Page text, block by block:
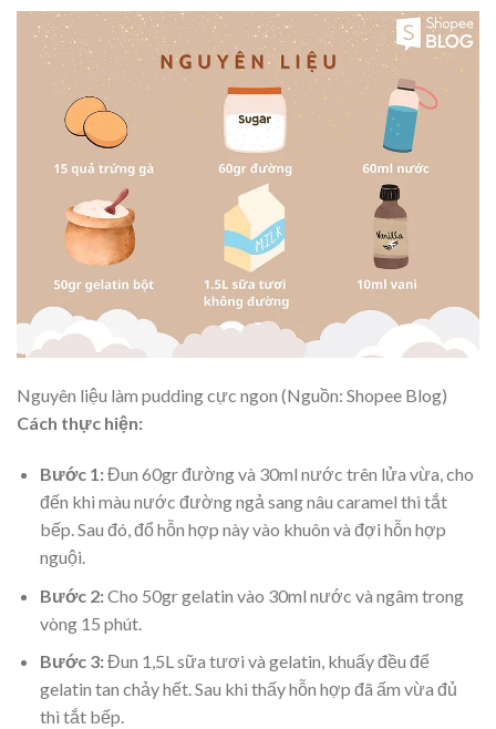
Nguyên liệu làm pudding cực ngon (Nguồn: Shopee Blog)
Cách thực hiện:
Bước 1:Đun 60gr đường và 30ml nước trên lửa vừa, cho
đến khi màu nước đường ngả sang nâu caramel thì tắt
bếp. Sau đó, đổ hỗn hợp này vào khuôn và đợi hỗn hợp
nguội.
Bước 2:Cho 50gr gelatin vào 30ml nước và ngâm trong
vòng 15 phút.
Bước 3:Đun 1,5L sữa tươi và gelatin, khuấy đều để
gelatin tan chảy hết. Sau khi thấy hỗn hợp đã ấm vừa đủ
thì tắt bếp.